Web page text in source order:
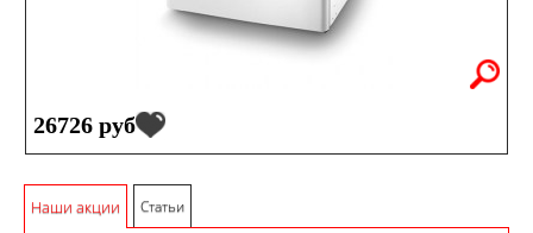
26726 руб
Наши акции Статьи